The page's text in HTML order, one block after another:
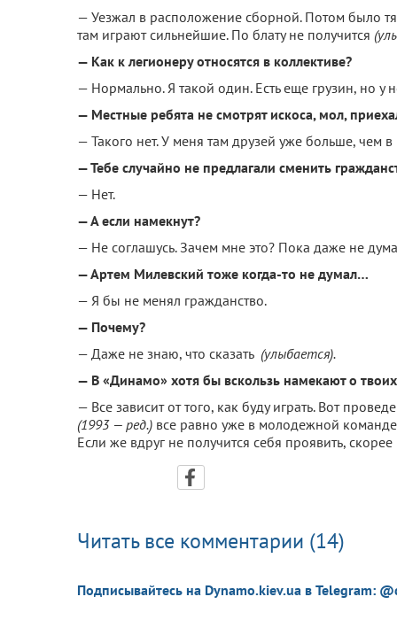
— Уезжал в расположение сборной. Потом было
там играют сильнейшие. По блату не получится
— Как к легионеру относятся в коллективе?
— Нормально. Я такой один. Есть еще грузин, но у
— Местные ребята не смотрят искоса, мол,
— Такого нет. У меня там друзей уже больше, чем в
— Тебе случайно не предлагали сменить
— Нет.
— А если намекнут?
— Не соглашусь. Зачем мне это? Пока даже не
— Артем Милевский тоже когда-то не думал…
— Я бы не менял гражданство.
— Почему?
— Даже не знаю, что сказать (улыбается).
— В «Динамо» хотя бы вскользь намекают о
— Все зависит от того, как буду играть. Вот
(1993 — ред.) все равно уже в молодежной команде
Если же вдруг не получится себя проявить, скорее
Читать все комментарии (14)
Подписывайтесь на Dynamo.kiev.ua в Telegram: